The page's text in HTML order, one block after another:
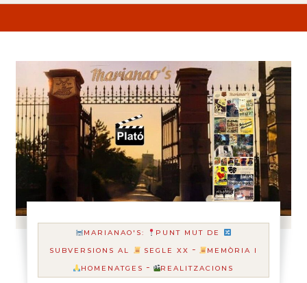
MARIANAO'S:
PUNT MUT DE
SUBVERSIONS AL
SEGLE XX -
MEMÒRIA I
HOMENATGES - REALITZACIONS